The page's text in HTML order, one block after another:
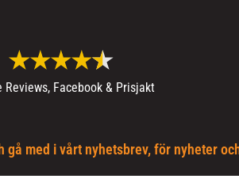
Reviews, Facebook & Prisjakt
gå med i vårt nyhetsbrev, för nyheter